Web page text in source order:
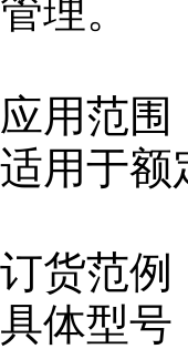
管理。
应用范围
适用于额
订货范例
具体型号